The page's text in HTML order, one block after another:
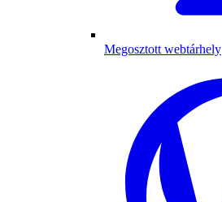
Megosztott webtárhely